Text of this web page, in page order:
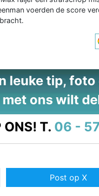
voerden de score
leuke tip,
met ons wilt
ONS! T. 06 -
Post op X